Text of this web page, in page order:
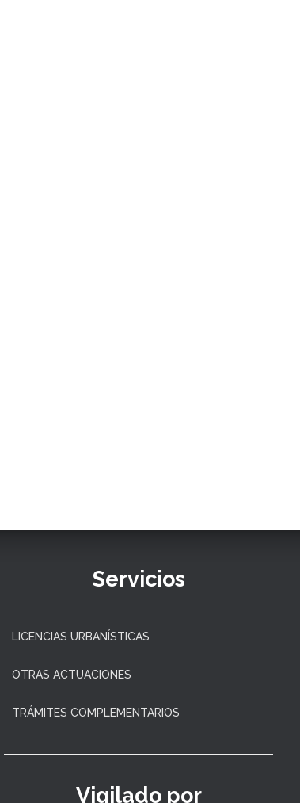
Servicios
LICENCIAS URBANÍSTICAS
OTRAS ACTUACIONES
TRÁMITES COMPLEMENTARIOS
Vigilado por